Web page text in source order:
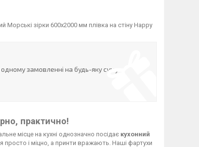
зірки 600х2000 мм плівка на стіну Happy
замовленні на будь-яку суму
практично!
місце на кухні однозначно посідає кухонний
просто і міцно, а принти вражають. Наші фартухи